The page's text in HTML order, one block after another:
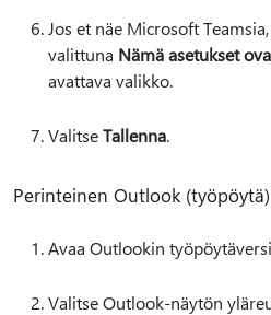
Jos et näe Microsoft
valittuna Nämä asetukset
avattava valikko.
ValitseTallenna.
Perinteinen Outlook (työpöytä)
Avaa Outlookin
Valitse Outlook-näytön